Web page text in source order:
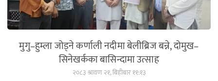
मुगु–हुम्ला जोड्ने कर्णाली नदीमा बेलीब्रिज बन्ने, दोमुख–
सिनेखर्कका बासिन्दामा उत्साह
२०८३ श्रावण २१, बिहीबार ११:१३